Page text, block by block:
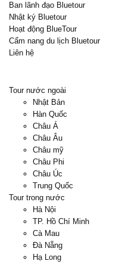
Ban lãnh đạo Bluetour
Nhật ký Bluetour
Hoạt động BlueTour
Cẩm nang du lịch Bluetour
Liên hệ
Tour nước ngoài
Nhật Bản
Hàn Quốc
Châu Á
Châu Âu
Châu mỹ
Châu Phi
Châu Úc
Trung Quốc
Tour trong nước
Hà Nội
TP. Hồ Chí Minh
Cà Mau
Đà Nẵng
Hạ Long